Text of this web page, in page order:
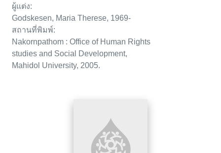
ผู้แต่ง:
Godskesen, Maria Therese, 1969-
สถานที่พิมพ์:
Nakornpathom : Office of Human Rights
studies and Social Development,
Mahidol University, 2005.